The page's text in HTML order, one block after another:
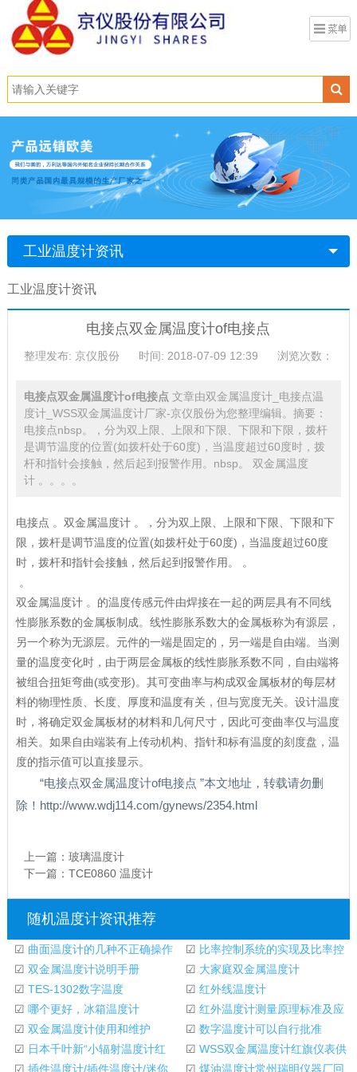
工业温度计资讯
工业温度计资讯
电接点双金属温度计of电接点
整理发布: 京仪股份 时间: 2018-07-09 12:39 浏览次数：
电接点双金属温度计of电接点 文章由双金属温度计_电接点温
度计_WSS双金属温度计厂家-京仪股份为您整理编辑。摘要：
电接点nbsp。，分为双上限、上限和下限、下限和下限，拨杆
是调节温度的位置(如拨杆处于60度)，当温度超过60度时，拨
杆和指针会接触，然后起到报警作用。nbsp。 双金属温度
计 。。。。
电接点 。双金属温度计 。，分为双上限、上限和下限、下限和下
限，拨杆是调节温度的位置(如拨杆处于60度)，当温度超过60度
时，拨杆和指针会接触，然后起到报警作用。 。
。
双金属温度计 。的温度传感元件由焊接在一起的两层具有不同线
性膨胀系数的金属板制成。线性膨胀系数大的金属板称为有源层，
另一个称为无源层。元件的一端是固定的，另一端是自由端。当测
量的温度变化时，由于两层金属板的线性膨胀系数不同，自由端将
被组合扭矩弯曲(或变形)。其可变曲率与构成双金属板材的每层材
料的物理性质、长度、厚度和温度有关，但与宽度无关。设计温度
时，将确定双金属板材的材料和几何尺寸，因此可变曲率仅与温度
相关。如果自由端装有上传动机构、指针和标有温度的刻度盘，温
度的指示值可以直接显示。
“电接点双金属温度计of电接点 ”本文地址，转载请勿删
除！http://www.wdj114.com/gynews/2354.html
上一篇： 玻璃温度计
下一篇： TCE0860 温度计
随机温度计资讯推荐
☑ 曲面温度计的几种不正确操作
方法
☑ 比率控制系统的实现及比率控
制系统中的动态
☑ 双金属温度计说明手册 ☑ 大家庭双金属温度计
☑ TES-1302数字温度
计|TES1302温度计
☑ 红外线温度计
☑ 哪个更好，冰箱温度计 ☑ 红外温度计测量原理标准及应
用实例
☑ 双金属温度计使用和维护 ☑ 数字温度计可以自行批准
☑ 日本千叶新“小辐射温度计红
外-BZ系列
☑ WSS双金属温度计红旗仪表供
应
☑ 插件温度计/插件温度计/迷你 ☑ 煤油温度计常州瑞明仪器厂回